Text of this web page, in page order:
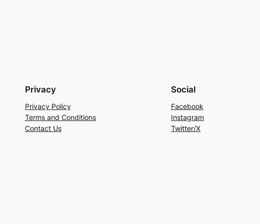
Privacy
Privacy Policy
Terms and Conditions
Contact Us
Social
Facebook
Instagram
Twitter/X